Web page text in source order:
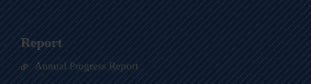
Report
Annual Progress Report